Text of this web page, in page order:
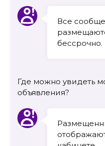
Все
бессрочно.
Где можно увидеть
объявления?